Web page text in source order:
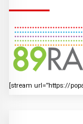
[stream url=”https://